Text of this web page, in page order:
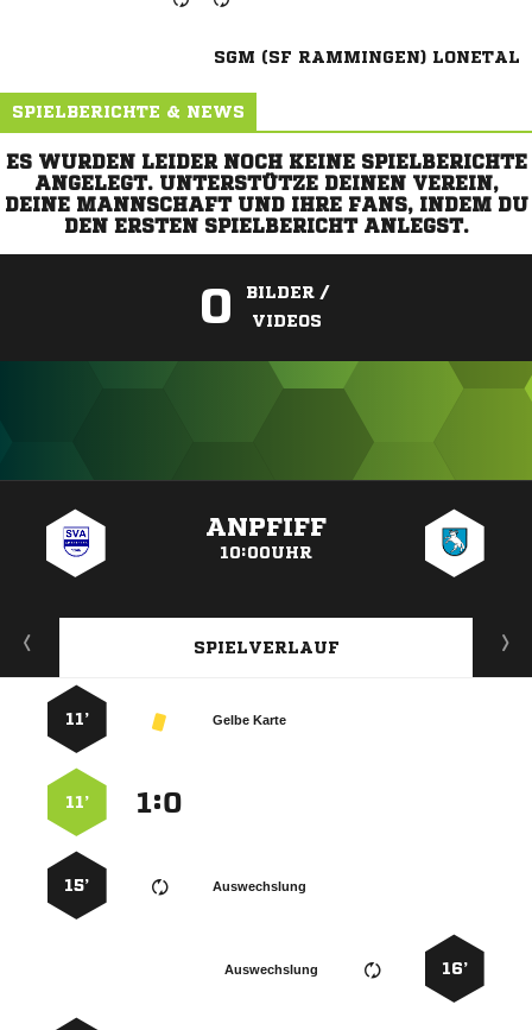
SGM (SF RAMMINGEN) LONETAL
SPIELBERICHTE & NEWS
ES WURDEN LEIDER NOCH KEINE SPIELBERICHTE
ANGELEGT. UNTERSTÜTZE DEINEN VEREIN,
DEINE MANNSCHAFT UND IHRE FANS, INDEM DU
DEN ERSTEN SPIELBERICHT ANLEGST.
0
BILDER /
VIDEOS
ANPFIFF
10:00UHR
SPIELVERLAUF
Gelbe Karte
11’
:
11’
Auswechslung
15’
16’
Auswechslung